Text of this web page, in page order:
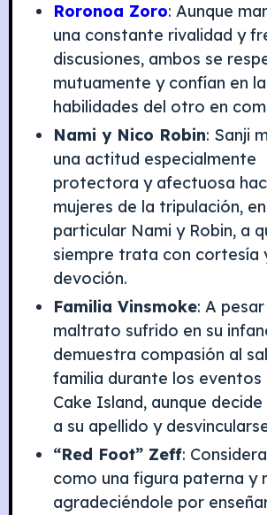
Roronoa Zoro: Aunque
una constante rivalidad y
discusiones, ambos se
mutuamente y confían en
habilidades del otro en
Nami y Nico Robin: Sanji
una actitud especialmente
protectora y afectuosa
mujeres de la tripulación, en
particular Nami y Robin, a
siempre trata con cortesía
devoción.
Familia Vinsmoke: A
maltrato sufrido en su
demuestra compasión al
familia durante los eventos
Cake Island, aunque
a su apellido y
“Red Foot” Zeff:
como una figura paterna y
agradeciéndole por